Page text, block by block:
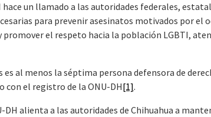
un llamado a las autoridades federales,
para prevenir asesinatos motivados por el
el respeto hacia la población LGBTI,
es al menos la séptima persona defensora de
con el registro de la ONU-DH[1].
DH alienta a las autoridades de Chihuahua a